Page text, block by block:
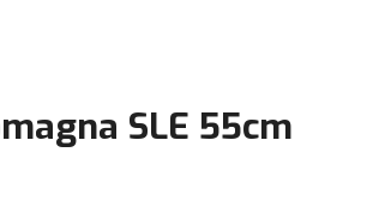
SLE 55cm